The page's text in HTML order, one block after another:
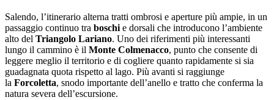
Salendo, l’itinerario alterna tratti ombrosi e aperture più ampie, in un
passaggio continuo tra boschi e dorsali che introducono l’ambiente
alto del Triangolo Lariano. Uno dei riferimenti più interessanti
lungo il cammino è il Monte Colmenacco, punto che consente di
leggere meglio il territorio e di cogliere quanto rapidamente si sia
guadagnata quota rispetto al lago. Più avanti si raggiunge
la Forcoletta, snodo importante dell’anello e tratto che conferma la
natura severa dell’escursione.